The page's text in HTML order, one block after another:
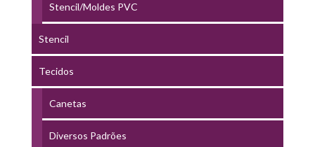
Stencil/Moldes PVC
Stencil
Tecidos
Canetas
Diversos Padrões